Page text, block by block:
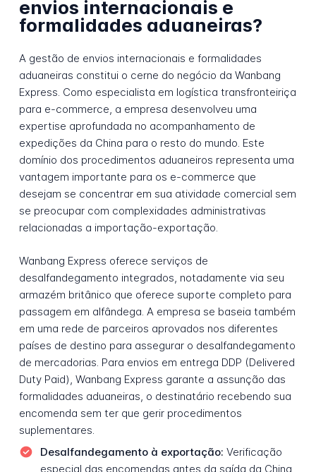
envios internacionais e
formalidades aduaneiras?
A gestão de envios internacionais e formalidades
aduaneiras constitui o cerne do negócio da Wanbang
Express. Como especialista em logística transfronteiriça
para e-commerce, a empresa desenvolveu uma
expertise aprofundada no acompanhamento de
expedições da China para o resto do mundo. Este
domínio dos procedimentos aduaneiros representa uma
vantagem importante para os e-commerce que
desejam se concentrar em sua atividade comercial sem
se preocupar com complexidades administrativas
relacionadas a importação-exportação.
Wanbang Express oferece serviços de
desalfandegamento integrados, notadamente via seu
armazém britânico que oferece suporte completo para
passagem em alfândega. A empresa se baseia também
em uma rede de parceiros aprovados nos diferentes
países de destino para assegurar o desalfandegamento
de mercadorias. Para envios em entrega DDP (Delivered
Duty Paid), Wanbang Express garante a assunção das
formalidades aduaneiras, o destinatário recebendo sua
encomenda sem ter que gerir procedimentos
suplementares.
Desalfandegamento à exportação: Verificação
especial das encomendas antes da saída da China